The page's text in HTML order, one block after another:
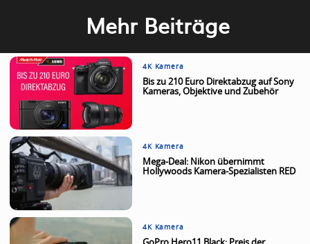
Mehr Beiträge
4K Kamera
Bis zu 210 Euro Direktabzug auf Sony
Kameras, Objektive und Zubehör
4K Kamera
Mega-Deal: Nikon übernimmt
Hollywoods Kamera-Spezialisten RED
4K Kamera